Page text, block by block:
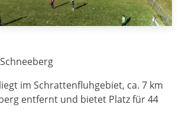
im Schrattenfluhgebiet, ca. 7 km
entfernt und bietet Platz für 44